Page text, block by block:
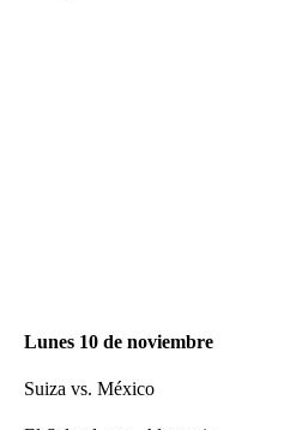
Lunes 10 de noviembre
Suiza vs. México